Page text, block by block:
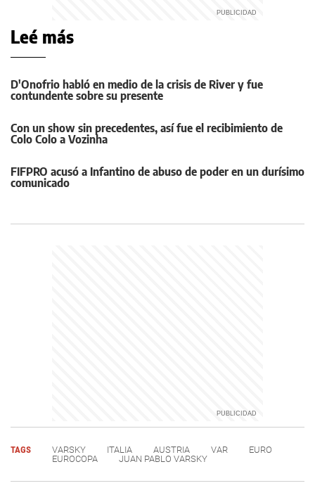
Leé más
D'Onofrio habló en medio de la crisis de River y fue
contundente sobre su presente
Con un show sin precedentes, así fue el recibimiento de
Colo Colo a Vozinha
FIFPRO acusó a Infantino de abuso de poder en un durísimo
comunicado
TAGS VARSKY ITALIA AUSTRIA VAR
EURO
EUROCOPA
JUAN PABLO VARSKY